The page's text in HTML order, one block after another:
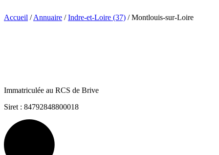
Accueil / Annuaire / Indre-et-Loire (37) / Montlouis-sur-Loire
Immatriculée au RCS de Brive
Siret : 84792848800018